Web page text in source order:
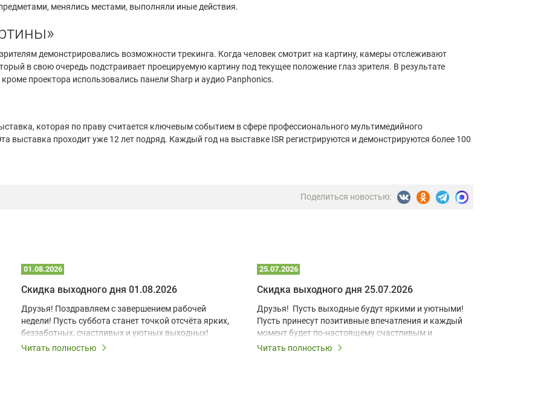
менялись местами, выполняли иные действия.
демонстрировались возможности трекинга. Когда человек смотрит на картину, камеры отслеживают
в свою очередь подстраивает проецируемую картину под текущее положение глаз зрителя. В результате
проектора использовались панели Sharp и аудио Panphonics.
которая по праву считается ключевым событием в сфере профессионального мультимедийного
выставка проходит уже 12 лет подряд. Каждый год на выставке ISR регистрируются и демонстрируются более 100
Поделиться новостью:
01.08.2026
Скидка выходного дня 01.08.2026
Друзья! Поздравляем с завершением рабочей
недели! Пусть суббота станет точкой отсчёта ярких,
беззаботных, счастливых и уютных выходных!
Читать полностью
25.07.2026
Скидка выходного дня 25.07.2026
Друзья! Пусть выходные будут яркими и уютными!
Пусть принесут позитивные впечатления и каждый
момент будет по-настоящему счастливым и
запоминающимся!
Читать полностью